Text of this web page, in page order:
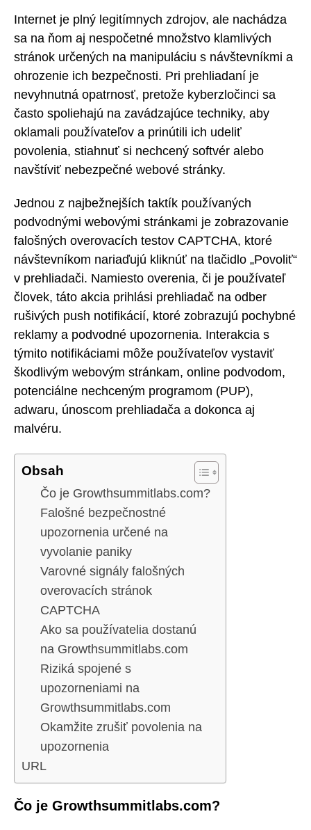
Internet je plný legitímnych zdrojov, ale nachádza
sa na ňom aj nespočetné množstvo klamlivých
stránok určených na manipuláciu s návštevníkmi a
ohrozenie ich bezpečnosti. Pri prehliadaní je
nevyhnutná opatrnosť, pretože kyberzločinci sa
často spoliehajú na zavádzajúce techniky, aby
oklamali používateľov a prinútili ich udeliť
povolenia, stiahnuť si nechcený softvér alebo
navštíviť nebezpečné webové stránky.
Jednou z najbežnejších taktík používaných
podvodnými webovými stránkami je zobrazovanie
falošných overovacích testov CAPTCHA, ktoré
návštevníkom nariaďujú kliknúť na tlačidlo „Povoliť“
v prehliadači. Namiesto overenia, či je používateľ
človek, táto akcia prihlási prehliadač na odber
rušivých push notifikácií, ktoré zobrazujú pochybné
reklamy a podvodné upozornenia. Interakcia s
týmito notifikáciami môže používateľov vystaviť
škodlivým webovým stránkam, online podvodom,
potenciálne nechceným programom (PUP),
adwaru, únoscom prehliadača a dokonca aj
malvéru.
Obsah
Čo je Growthsummitlabs.com?
Falošné bezpečnostné
upozornenia určené na
vyvolanie paniky
Varovné signály falošných
overovacích stránok
CAPTCHA
Ako sa používatelia dostanú
na Growthsummitlabs.com
Riziká spojené s
upozorneniami na
Growthsummitlabs.com
Okamžite zrušiť povolenia na
upozornenia
URL
Čo je Growthsummitlabs.com?